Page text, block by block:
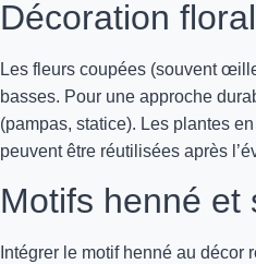
Décoration
Les fleurs coupées (souvent
basses. Pour une approche
(pampas, statice). Les plantes
peuvent être réutilisées après
Motifs henné et
Intégrer le motif henné au décor